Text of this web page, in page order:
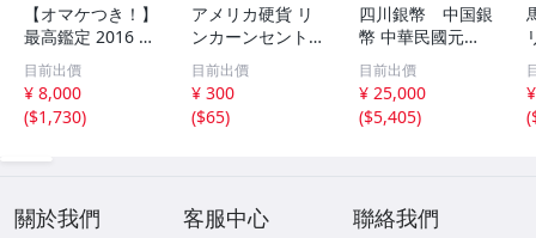
【オマケつき！】
最高鑑定 2016 中
国 10元 申年 猿
バイメタル NGC
MS69PL プルーフ
ライク 初期発行
目前出價
¥ 8,000
($1,730)
アメリカ硬貨 リ
ンカーンセント
他13枚セット 外
国コイン 古銭 コ
レクション
目前出價
¥ 300
($65)
四川銀幣 中国銀
幣 中華民國元年
軍政府造 壹圓 古
銭 銀貨 アンティ
ーク
目前出價
¥ 25,000
($5,405)
(
關於我們 客服中心 聯絡我們